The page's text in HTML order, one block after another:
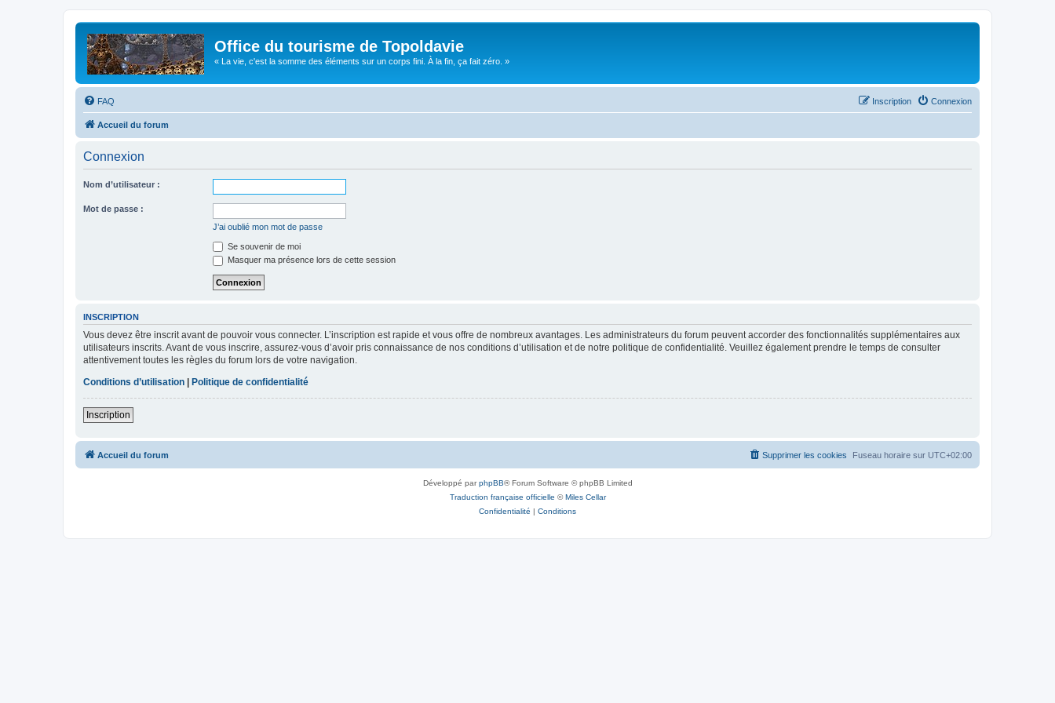
Office du tourisme de Topoldavie
« La vie, c'est la somme des éléments sur un corps fini. À la fin, ça fait zéro. »
FAQ Connexion
Inscription
Accueil du forum
Connexion
Nom d’utilisateur :
Mot de passe :
J’ai oublié mon mot de passe
Se souvenir de moi
Masquer ma présence lors de cette session
INSCRIPTION
Vous devez être inscrit avant de pouvoir vous connecter. L’inscription est rapide et vous offre de nombreux avantages. Les administrateurs du forum peuvent accorder des fonctionnalités supplémentaires aux
utilisateurs inscrits. Avant de vous inscrire, assurez-vous d’avoir pris connaissance de nos conditions d’utilisation et de notre politique de confidentialité. Veuillez également prendre le temps de consulter
attentivement toutes les règles du forum lors de votre navigation.
Conditions d’utilisation
Politique de confidentialité
Inscription
Accueil du forum Fuseau horaire sur UTC+02:00
Supprimer les cookies
Développé parphpBB® Forum Software © phpBB Limited
Traduction française officielle ©Miles Cellar
Confidentialité | Conditions